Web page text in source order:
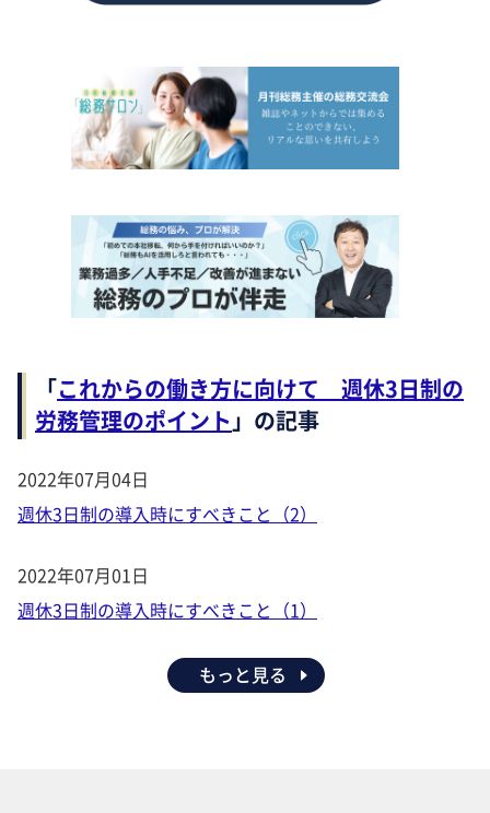
「これからの働き方に向けて 週休3日制の
労務管理のポイント」の記事
2022年07月04日
週休3日制の導入時にすべきこと（2）
2022年07月01日
週休3日制の導入時にすべきこと（1）
もっと見る